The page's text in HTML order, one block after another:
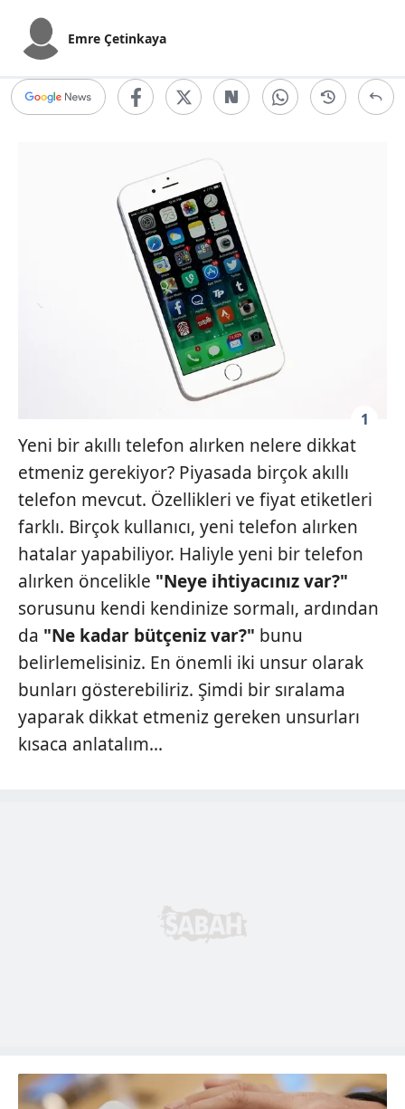
Emre Çetinkaya
1
Yeni bir akıllı telefon alırken nelere dikkat
etmeniz gerekiyor? Piyasada birçok akıllı
telefon mevcut. Özellikleri ve fiyat etiketleri
farklı. Birçok kullanıcı, yeni telefon alırken
hatalar yapabiliyor. Haliyle yeni bir telefon
alırken öncelikle "Neye ihtiyacınız var?"
sorusunu kendi kendinize sormalı, ardından
da "Ne kadar bütçeniz var?" bunu
belirlemelisiniz. En önemli iki unsur olarak
bunları gösterebiliriz. Şimdi bir sıralama
yaparak dikkat etmeniz gereken unsurları
kısaca anlatalım...